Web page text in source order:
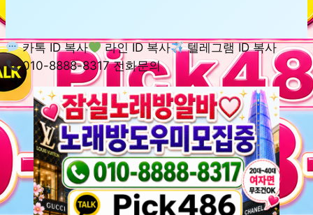
카톡 ID 복사 라인 ID 복사
텔레그램 ID 복사
010-8888-8317 전화문의